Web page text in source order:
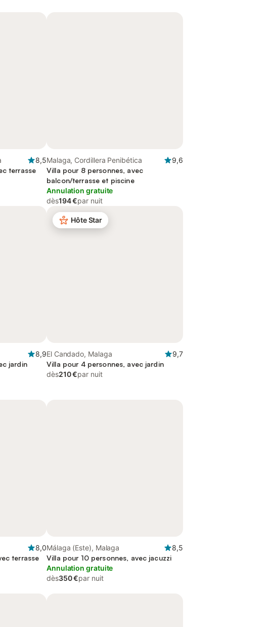
8,5
terrasse
Malaga, Cordillera Penibética
9,6
Villa pour 8 personnes, avec
balcon/terrasse et piscine
Annulation gratuite
dès194 €par nuit
8,9
jardin
Hôte Star
El Candado, Malaga
9,7
Villa pour 4 personnes, avec jardin
dès210 €par nuit
8,0
terrasse
Málaga (Este), Malaga
8,5
Villa pour 10 personnes, avec jacuzzi
Annulation gratuite
dès350 €par nuit